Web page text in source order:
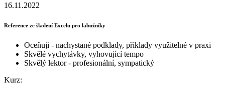
16.11.2022
Reference ze školení Excelu pro labužníky
Oceňuji - nachystané podklady, příklady využitelné v praxi
Skvělé vychytávky, vyhovující tempo
Skvělý lektor - profesionální, sympatický
Kurz: